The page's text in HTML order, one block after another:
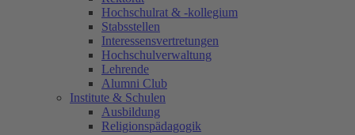
Hochschulrat & -kollegium
Stabsstellen
Interessensvertretungen
Hochschulverwaltung
Lehrende
Alumni Club
Institute & Schulen
Ausbildung
Religionspädagogik